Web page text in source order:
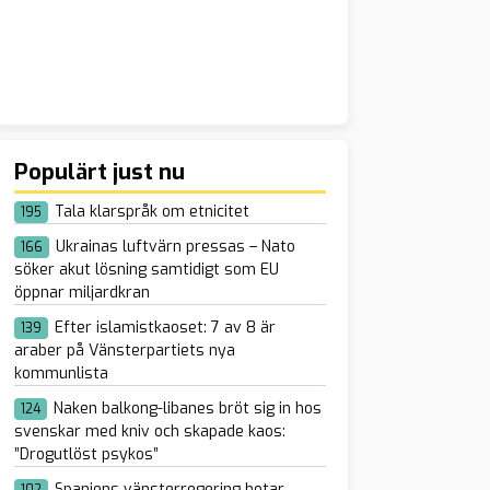
Populärt just nu
195 Tala klarspråk om etnicitet
166
Ukrainas luftvärn pressas – Nato
söker akut lösning samtidigt som EU
öppnar miljardkran
139
Efter islamistkaoset: 7 av 8 är
araber på Vänsterpartiets nya
kommunlista
124
Naken balkong-libanes bröt sig in hos
svenskar med kniv och skapade kaos:
”Drogutlöst psykos”